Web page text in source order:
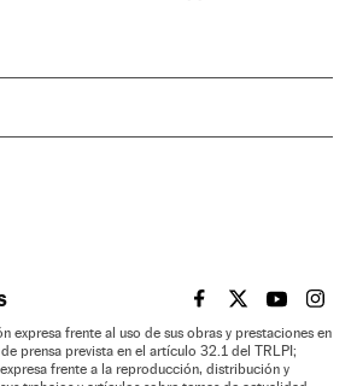
EL PAÍS BRASIL EN
EL PAÍSEL PAÍS
EL
expresa frente al uso de sus obras y prestaciones en
prensa prevista en el artículo 32.1 del TRLPI;
frente a la reproducción, distribución y